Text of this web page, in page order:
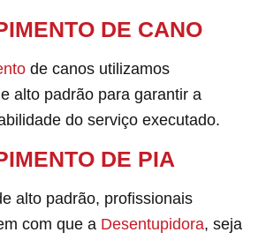
DE CANO
de canos utilizamos
alto padrão para garantir a
do serviço executado.
DE PIA
alto padrão, profissionais
com que a Desentupidora, seja